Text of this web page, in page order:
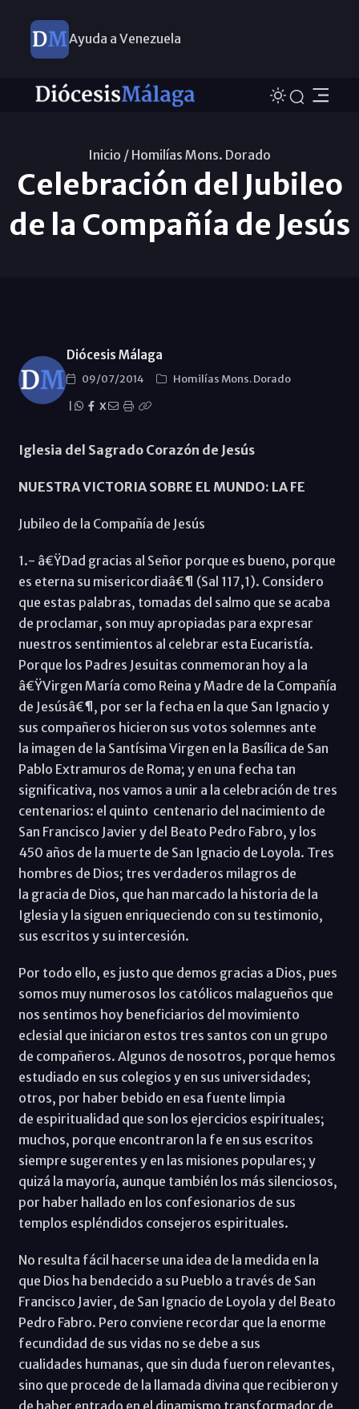
Ayuda a Venezuela
Inicio / Homilías Mons. Dorado
Celebración del Jubileo
de la Compañía de Jesús
Diócesis Málaga
09/07/2014
Homilías Mons. Dorado
X
Iglesia del Sagrado Corazón de Jesús
NUESTRA VICTORIA SOBRE EL MUNDO: LA FE
Jubileo de la Compañía de Jesús
1.- â€ŸDad gracias al Señor porque es bueno, porque
es eterna su misericordiaâ€¶ (Sal 117,1). Considero
que estas palabras, tomadas del salmo que se acaba
de proclamar, son muy apropiadas para expresar
nuestros sentimientos al celebrar esta Eucaristía.
Porque los Padres Jesuitas conmemoran hoy a la
â€ŸVirgen María como Reina y Madre de la Compañía
de Jesúsâ€¶, por ser la fecha en la que San Ignacio y
sus compañeros hicieron sus votos solemnes ante
la imagen de la Santísima Virgen en la Basílica de San
Pablo Extramuros de Roma; y en una fecha tan
significativa, nos vamos a unir a la celebración de tres
centenarios: el quinto centenario del nacimiento de
San Francisco Javier y del Beato Pedro Fabro, y los
450 años de la muerte de San Ignacio de Loyola. Tres
hombres de Dios; tres verdaderos milagros de
la gracia de Dios, que han marcado la historia de la
Iglesia y la siguen enriqueciendo con su testimonio,
sus escritos y su intercesión.
Por todo ello, es justo que demos gracias a Dios, pues
somos muy numerosos los católicos malagueños que
nos sentimos hoy beneficiarios del movimiento
eclesial que iniciaron estos tres santos con un grupo
de compañeros. Algunos de nosotros, porque hemos
estudiado en sus colegios y en sus universidades;
otros, por haber bebido en esa fuente limpia
de espiritualidad que son los ejercicios espirituales;
muchos, porque encontraron la fe en sus escritos
siempre sugerentes y en las misiones populares; y
quizá la mayoría, aunque también los más silenciosos,
por haber hallado en los confesionarios de sus
templos espléndidos consejeros espirituales.
No resulta fácil hacerse una idea de la medida en la
que Dios ha bendecido a su Pueblo a través de San
Francisco Javier, de San Ignacio de Loyola y del Beato
Pedro Fabro. Pero conviene recordar que la enorme
fecundidad de sus vidas no se debe a sus
cualidades humanas, que sin duda fueron relevantes,
sino que procede de la llamada divina que recibieron y
de haber entrado en el dinamismo transformador de